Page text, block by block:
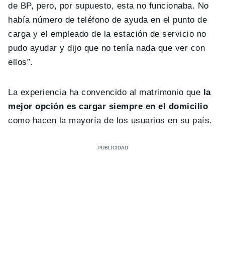
de BP, pero, por supuesto, esta no funcionaba. No
había número de teléfono de ayuda en el punto de
carga y el empleado de la estación de servicio no
pudo ayudar y dijo que no tenía nada que ver con
ellos”.
La experiencia ha convencido al matrimonio que la
mejor opción es cargar siempre en el domicilio
como hacen la mayoría de los usuarios en su país.